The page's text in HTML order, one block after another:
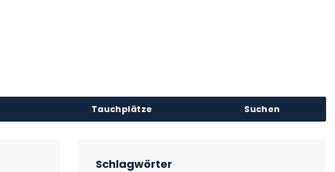
Tauchplätze Suchen
Schlagwörter